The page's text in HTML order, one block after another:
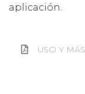
aplicación.
USO Y